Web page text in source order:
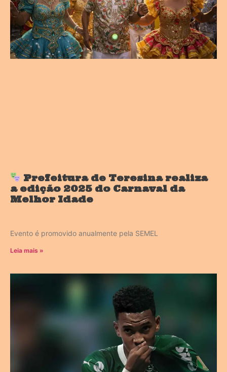
Prefeitura de Teresina realiza
a edição 2025 do Carnaval da
Melhor Idade
Evento é promovido anualmente pela SEMEL
Leia mais »